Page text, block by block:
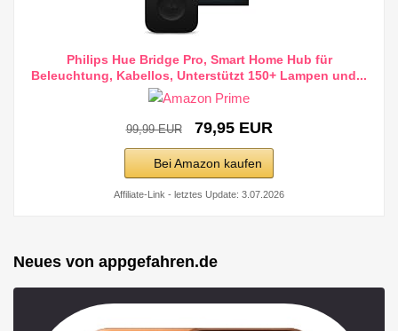
Philips Hue Bridge Pro, Smart Home Hub für
Beleuchtung, Kabellos, Unterstützt 150+ Lampen und...
99,99 EUR 79,95 EUR
Bei Amazon kaufen
Affiliate-Link - letztes Update: 3.07.2026
Neues von appgefahren.de